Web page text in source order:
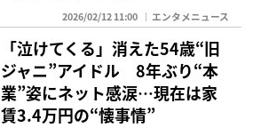
2026/02/12 11:00 エンタメニュース
「泣けてくる」消えた54歳“旧
ジャニ”アイドル 8年ぶり“本
業”姿にネット感涙…現在は家
賃3.4万円の“懐事情”